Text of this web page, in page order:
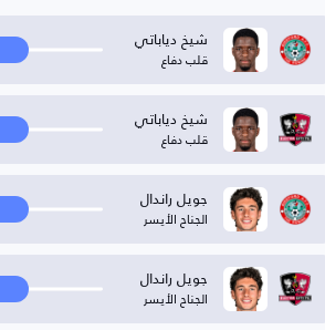
شيخ دياباتي
قلب دفاع
شيخ دياباتي
قلب دفاع
جويل راندال
الجناح الأيسر
جويل راندال
الجناح الأيسر